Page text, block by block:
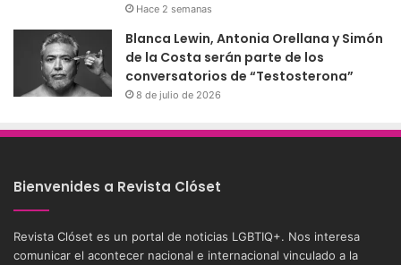
Hace 2 semanas
Blanca Lewin, Antonia Orellana y Simón
de la Costa serán parte de los
conversatorios de “Testosterona”
8 de julio de 2026
Bienvenides a Revista Clóset
Revista Clóset es un portal de noticias LGBTIQ+. Nos interesa
comunicar el acontecer nacional e internacional vinculado a la